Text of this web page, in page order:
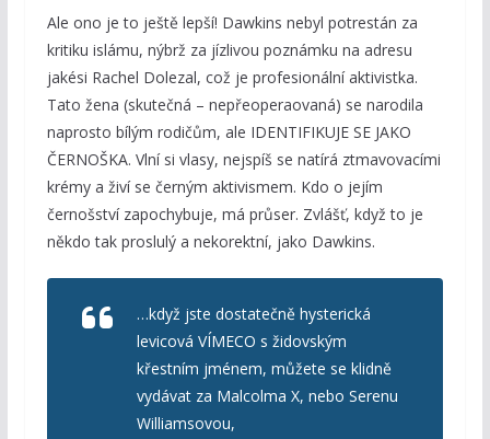
Ale ono je to ještě lepší! Dawkins nebyl potrestán za
kritiku islámu, nýbrž za jízlivou poznámku na adresu
jakési Rachel Dolezal, což je profesionální aktivistka.
Tato žena (skutečná – nepřeoperaovaná) se narodila
naprosto bílým rodičům, ale IDENTIFIKUJE SE JAKO
ČERNOŠKA. Vlní si vlasy, nejspíš se natírá ztmavovacími
krémy a živí se černým aktivismem. Kdo o jejím
černošství zapochybuje, má průser. Zvlášť, když to je
někdo tak proslulý a nekorektní, jako Dawkins.
…když jste dostatečně hysterická
levicová VÍMECO s židovským
křestním jménem, můžete se klidně
vydávat za Malcolma X, nebo Serenu
Williamsovou,